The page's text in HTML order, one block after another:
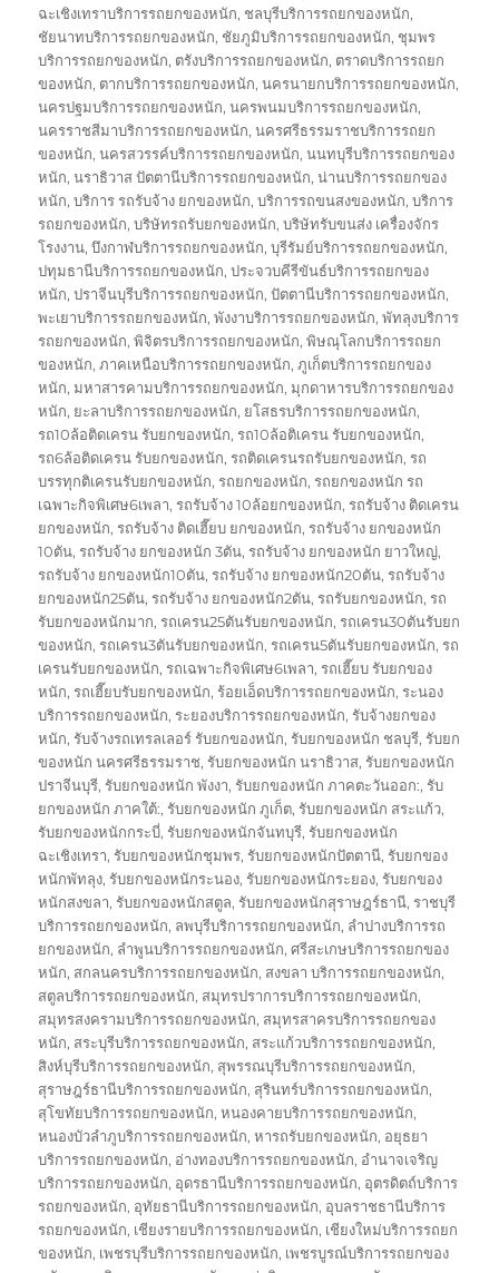
ฉะเชิงเทราบริการรถยกของหนัก, ชลบุรีบริการรถยกของหนัก,
ชัยนาทบริการรถยกของหนัก, ชัยภูมิบริการรถยกของหนัก, ชุมพร
บริการรถยกของหนัก, ตรังบริการรถยกของหนัก, ตราดบริการรถยก
ของหนัก, ตากบริการรถยกของหนัก,นครนายกบริการรถยกของหนัก,
นครปฐมบริการรถยกของหนัก,นครพนมบริการรถยกของหนัก,
นครราชสีมาบริการรถยกของหนัก,นครศรีธรรมราชบริการรถยก
ของหนัก,นครสวรรค์บริการรถยกของหนัก,นนทบุรีบริการรถยกของ
หนัก,นราธิวาส ปัตตานีบริการรถยกของหนัก,น่านบริการรถยกของ
หนัก,บริการ รถรับจ้าง ยกของหนัก,บริการรถขนสงของหนัก,บริการ
รถยกของหนัก,บริษัทรถรับยกของหนัก,บริษัทรับขนส่ง เครื่องจักร
โรงงาน,บึงกาฬบริการรถยกของหนัก,บุรีรัมย์บริการรถยกของหนัก,
ปทุมธานีบริการรถยกของหนัก,ประจวบคีรีขันธ์บริการรถยกของ
หนัก,ปราจีนบุรีบริการรถยกของหนัก,ปัตตานีบริการรถยกของหนัก,
พะเยาบริการรถยกของหนัก,พังงาบริการรถยกของหนัก,พัทลุงบริการ
รถยกของหนัก,พิจิตรบริการรถยกของหนัก,พิษณุโลกบริการรถยก
ของหนัก,ภาคเหนือบริการรถยกของหนัก,ภูเก็ตบริการรถยกของ
หนัก,มหาสารคามบริการรถยกของหนัก,มุกดาหารบริการรถยกของ
หนัก, ยะลาบริการรถยกของหนัก, ยโสธรบริการรถยกของหนัก,
รถ10ล้อติดเครน รับยกของหนัก,รถ10ล้อติเครน รับยกของหนัก,
รถ6ล้อติดเครน รับยกของหนัก,รถติดเครนรถรับยกของหนัก,รถ
บรรทุกติเครนรับยกของหนัก,รถยกของหนัก,รถยกของหนัก รถ
เฉพาะกิจพิเศษ6เพลา,รถรับจ้าง 10ล้อยกของหนัก,รถรับจ้าง ติดเครน
ยกของหนัก,รถรับจ้าง ติดเฮี๊ยบ ยกของหนัก,รถรับจ้าง ยกของหนัก
10ตัน,รถรับจ้าง ยกของหนัก 3ตัน,รถรับจ้าง ยกของหนัก ยาวใหญ่,
รถรับจ้าง ยกของหนัก10ตัน,รถรับจ้าง ยกของหนัก20ตัน,รถรับจ้าง
ยกของหนัก25ตัน,รถรับจ้าง ยกของหนัก2ตัน,รถรับยกของหนัก,รถ
รับยกของหนักมาก,รถเครน25ตันรับยกของหนัก,รถเครน30ตันรับยก
ของหนัก,รถเครน3ตันรับยกของหนัก,รถเครน5ตันรับยกของหนัก,รถ
เครนรับยกของหนัก,รถเฉพาะกิจพิเศษ6เพลา,รถเฮี๊ยบ รับยกของ
หนัก,รถเฮี๊ยบรับยกของหนัก,ร้อยเอ็ดบริการรถยกของหนัก,ระนอง
บริการรถยกของหนัก,ระยองบริการรถยกของหนัก,รับจ้างยกของ
หนัก,รับจ้างรถเทรลเลอร์ รับยกของหนัก,รับยกของหนัก ชลบุรี,รับยก
ของหนัก นครศรีธรรมราช,รับยกของหนัก นราธิวาส,รับยกของหนัก
ปราจีนบุรี,รับยกของหนัก พังงา,รับยกของหนัก ภาคตะวันออก:,รับ
ยกของหนัก ภาคใต้:,รับยกของหนัก ภูเก็ต,รับยกของหนัก สระแก้ว,
รับยกของหนักกระบี่,รับยกของหนักจันทบุรี,รับยกของหนัก
ฉะเชิงเทรา,รับยกของหนักชุมพร,รับยกของหนักปัตตานี,รับยกของ
หนักพัทลุง,รับยกของหนักระนอง,รับยกของหนักระยอง,รับยกของ
หนักสงขลา,รับยกของหนักสตูล,รับยกของหนักสุราษฎร์ธานี,ราชบุรี
บริการรถยกของหนัก, ลพบุรีบริการรถยกของหนัก, ลำปางบริการรถ
ยกของหนัก, ลำพูนบริการรถยกของหนัก,ศรีสะเกษบริการรถยกของ
หนัก, สกลนครบริการรถยกของหนัก, สงขลา บริการรถยกของหนัก,
สตูลบริการรถยกของหนัก, สมุทรปราการบริการรถยกของหนัก,
สมุทรสงครามบริการรถยกของหนัก, สมุทรสาครบริการรถยกของ
หนัก, สระบุรีบริการรถยกของหนัก, สระแก้วบริการรถยกของหนัก,
สิงห์บุรีบริการรถยกของหนัก, สุพรรณบุรีบริการรถยกของหนัก,
สุราษฎร์ธานีบริการรถยกของหนัก, สุรินทร์บริการรถยกของหนัก,
สุโขทัยบริการรถยกของหนัก,หนองคายบริการรถยกของหนัก,
หนองบัวลำภูบริการรถยกของหนัก,หารถรับยกของหนัก, อยุธยา
บริการรถยกของหนัก, อ่างทองบริการรถยกของหนัก, อำนาจเจริญ
บริการรถยกของหนัก, อุดรธานีบริการรถยกของหนัก, อุตรดิตถ์บริการ
รถยกของหนัก, อุทัยธานีบริการรถยกของหนัก, อุบลราชธานีบริการ
รถยกของหนัก, เชียงรายบริการรถยกของหนัก, เชียงใหม่บริการรถยก
ของหนัก, เพชรบุรีบริการรถยกของหนัก, เพชรบูรณ์บริการรถยกของ